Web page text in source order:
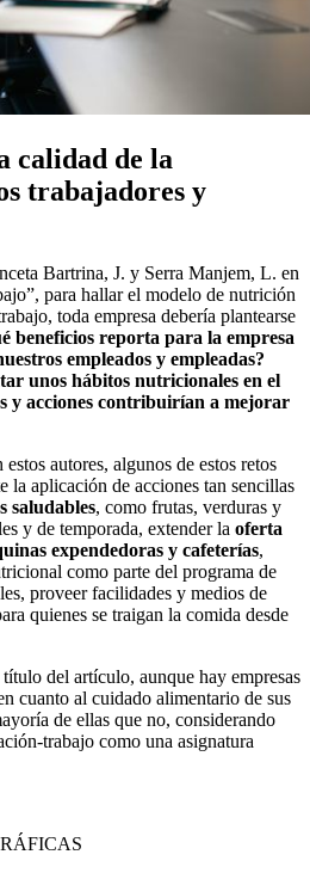
calidad de la
trabajadores y
Bartrina, J. y Serra Manjem, L. en
para hallar el modelo de nutrición
toda empresa debería plantearse
beneficios reporta para la empresa
empleados y empleadas?
unos hábitos nutricionales en el
y acciones contribuirían a mejorar
autores, algunos de estos retos
la aplicación de acciones tan sencillas
saludables, como frutas, verduras y
y de temporada, extender la oferta
expendedoras y cafeterías,
como parte del programa de
proveer facilidades y medios de
quienes se traigan la comida desde
del artículo, aunque hay empresas
cuanto al cuidado alimentario de sus
de ellas que no, considerando
trabajo como una asignatura